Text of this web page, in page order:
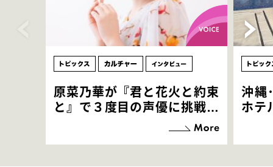
原菜乃華が『君と花火と約束
と』で３度目の声優に挑戦！
「お邪魔させてもらっている
感覚ですが､お芝居に没頭で
沖縄
ホテ